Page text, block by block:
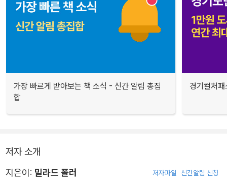
가장 빠르게 받아보는 책 소식 - 신간 알림 총집
합
경기컬처
저자 소개
지은이: 밀라드 폴러 저자파일 신간알림 신청